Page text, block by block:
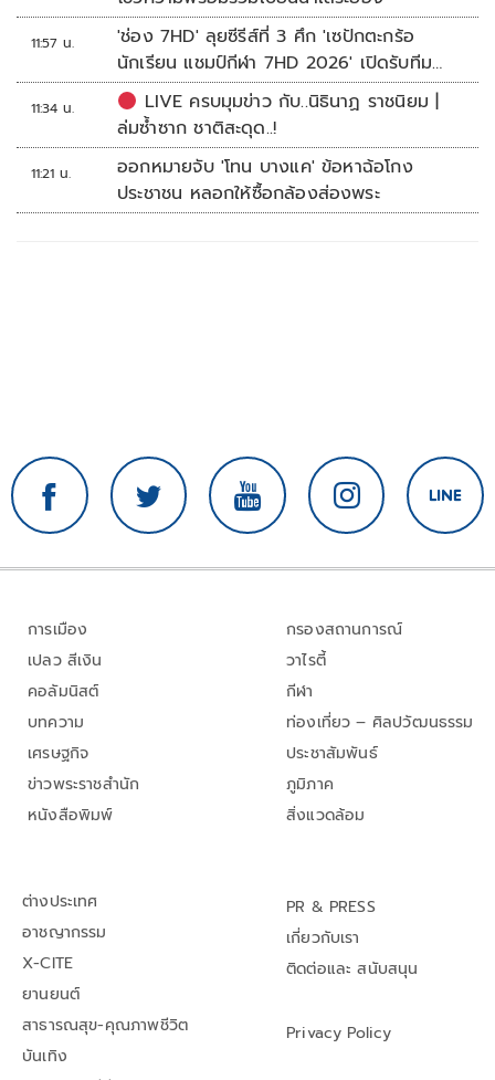
11:57 น.
'ช่อง 7HD' ลุยซีรีส์ที่ 3 ศึก 'เซปักตะกร้อ
นักเรียน แชมป์กีฬา 7HD 2026' เปิดรับทีม
หญิงครั้งแรก
11:34 น.
LIVE ครบมุมข่าว กับ..นิธินาฏ ราชนิยม |
ล่มซ้ำซาก ชาติสะดุด..!
11:21 น.
ออกหมายจับ 'โทน บางแค' ข้อหาฉ้อโกง
ประชาชน หลอกให้ซื้อกล้องส่องพระ
การเมือง
เปลว สีเงิน
คอลัมนิสต์
บทความ
เศรษฐกิจ
ข่าวพระราชสำนัก
หนังสือพิมพ์
กรองสถานการณ์
วาไรตี้
กีฬา
ท่องเที่ยว – ศิลปวัฒนธรรม
ประชาสัมพันธ์
ภูมิภาค
สิ่งแวดล้อม
ต่างประเทศ
อาชญากรรม
X-CITE
ยานยนต์
สาธารณสุข-คุณภาพชีวิต
บันเทิง
PR & PRESS
เกี่ยวกับเรา
ติดต่อและ สนับสนุน
Privacy Policy